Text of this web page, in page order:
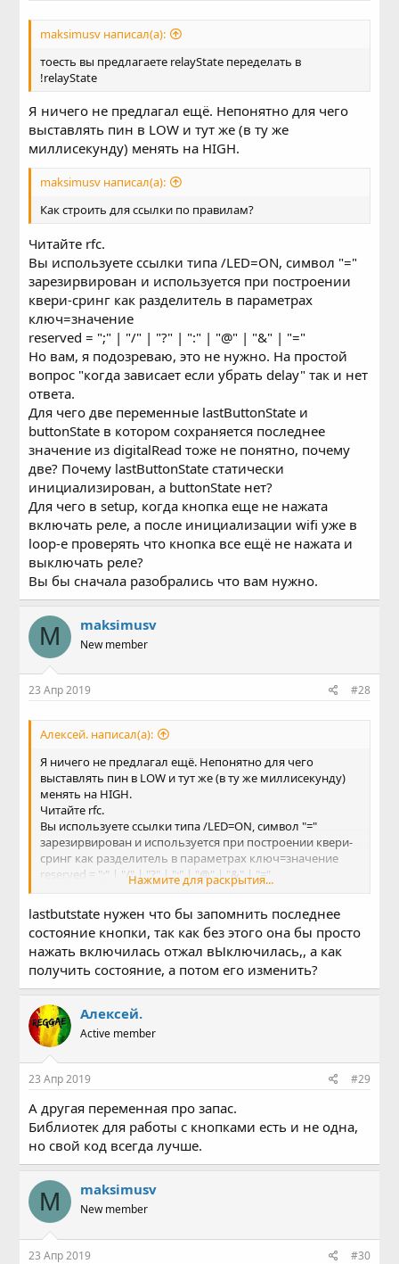
далее на строке 121 безусловно устанавливаете для
HIGH
digitalWrite(relayPin, relayState);
maksimusv написал(а):
тоесть вы предлагаете relayState переделать в
!relayState
Я ничего не предлагал ещё. Непонятно для чего
выставлять пин в LOW и тут же (в ту же
миллисекунду) менять на HIGH.
maksimusv написал(а):
Как строить для ссылки по правилам?
Читайте rfc.
Вы используете ссылки типа /LED=ON, символ "="
зарезирвирован и используется при построении
квери-сринг как разделитель в параметрах
ключ=значение
reserved = ";" | "/" | "?" | ":" | "@" | "&" | "="
Но вам, я подозреваю, это не нужно. На простой
вопрос "когда зависает если убрать delay" так и нет
ответа.
Для чего две переменные lastButtonState и
buttonState в котором сохраняется последнее
значение из digitalRead тоже не понятно, почему
две? Почему lastButtonState статически
инициализирован, а buttonState нет?
Для чего в setup, когда кнопка еще не нажата
включать реле, а после инициализации wifi уже в
loop-е проверять что кнопка все ещё не нажата и
выключать реле?
Вы бы сначала разобрались что вам нужно.
M maksimusv
New member
23 Апр 2019 #28
Алексей. написал(а):
Я ничего не предлагал ещё. Непонятно для чего
выставлять пин в LOW и тут же (в ту же миллисекунду)
менять на HIGH.
Читайте rfc.
Вы используете ссылки типа /LED=ON, символ "="
зарезирвирован и используется при построении квери-
сринг как разделитель в параметрах ключ=значение
reserved = ";" | "/" | "?" | ":" | "@" | "&" | "="
Но вам, я подозреваю, это не нужно. На простой вопрос
"когда зависает если убрать delay" так и нет ответа.
Для чего две переменные lastButtonState и buttonState в
котором сохраняется последнее значение из digitalRead
тоже не понятно, почему две? Почему lastButtonState
статически инициализирован, а buttonState нет?
Для чего в setup, когда кнопка еще не нажата включать
реле, а после инициализации wifi уже в loop-е проверять
что кнопка все ещё не нажата и выключать реле?
Вы бы сначала разобрались что вам нужно.
Нажмите для раскрытия...
lastbutstate нужен что бы запомнить последнее
состояние кнопки, так как без этого она бы просто
нажать включилась отжал вЫключилась,, а как
получить состояние, а потом его изменить?
Алексей.
Active member
23 Апр 2019 #29
А другая переменная про запас.
Библиотек для работы с кнопками есть и не одна,
но свой код всегда лучше.
M maksimusv
New member
23 Апр 2019 #30